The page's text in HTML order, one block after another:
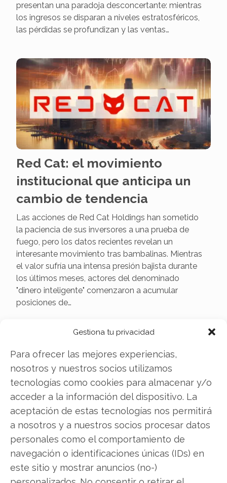
Gestiona tu privacidad
Para ofrecer las mejores experiencias,
nosotros y nuestros socios utilizamos
tecnologías como cookies para almacenar y/o
acceder a la información del dispositivo. La
aceptación de estas tecnologías nos permitirá
a nosotros y a nuestros socios procesar datos
personales como el comportamiento de
navegación o identificaciones únicas (IDs) en
este sitio y mostrar anuncios (no-)
presentan una paradoja desconcertante: mientras
los ingresos se disparan a niveles estratosféricos,
las pérdidas se profundizan y las ventas…
Red Cat: el movimiento
institucional que anticipa un
cambio de tendencia
Las acciones de Red Cat Holdings han sometido
la paciencia de sus inversores a una prueba de
fuego, pero los datos recientes revelan un
interesante movimiento tras bambalinas. Mientras
el valor sufría una intensa presión bajista durante
los últimos meses, actores del denominado
"dinero inteligente" comenzaron a acumular
posiciones de…
Red Cat Holdings: ¿Éxito
rotundo o espejismo en el
mercado?